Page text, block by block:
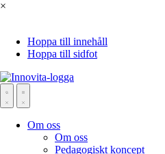
×
Hoppa till innehåll
Hoppa till sidfot
Om oss
Om oss
Pedagogiskt koncept